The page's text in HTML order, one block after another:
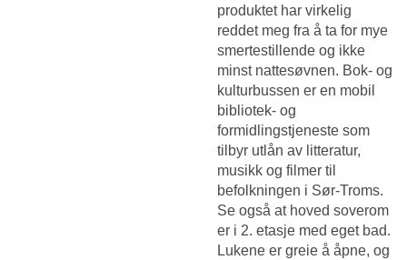
produktet har virkelig
reddet meg fra å ta for mye
smertestillende og ikke
minst nattesøvnen. Bok- og
kulturbussen er en mobil
bibliotek- og
formidlingstjeneste som
tilbyr utlån av litteratur,
musikk og filmer til
befolkningen i Sør-Troms.
Se også at hoved soverom
er i 2. etasje med eget bad.
Lukene er greie å åpne, og